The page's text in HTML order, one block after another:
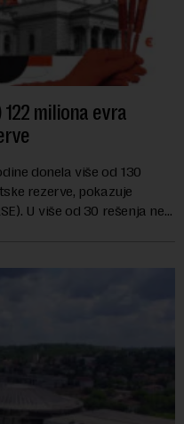
miliona evra
donela više od 130
rezerve, pokazuje
U više od 30 rešenja ne